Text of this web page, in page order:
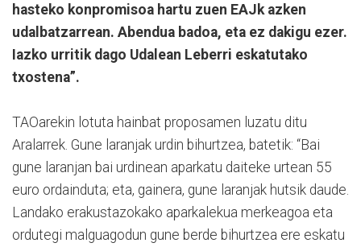
hasteko konpromisoa hartu zuen EAJk azken
udalbatzarrean. Abendua badoa, eta ez dakigu ezer.
Iazko urritik dago Udalean Leberri eskatutako
txostena”.
TAOarekin lotuta hainbat proposamen luzatu ditu
Aralarrek. Gune laranjak urdin bihurtzea, batetik: “Bai
gune laranjan bai urdinean aparkatu daiteke urtean 55
euro ordainduta; eta, gainera, gune laranjak hutsik daude.
Landako erakustazokako aparkalekua merkeagoa eta
ordutegi malguagodun gune berde bihurtzea ere eskatu